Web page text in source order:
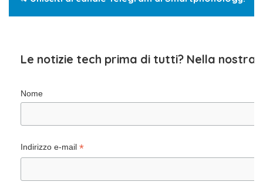
Le notizie tech prima di tutti? Nella nostra
Nome
Indirizzo e-mail *